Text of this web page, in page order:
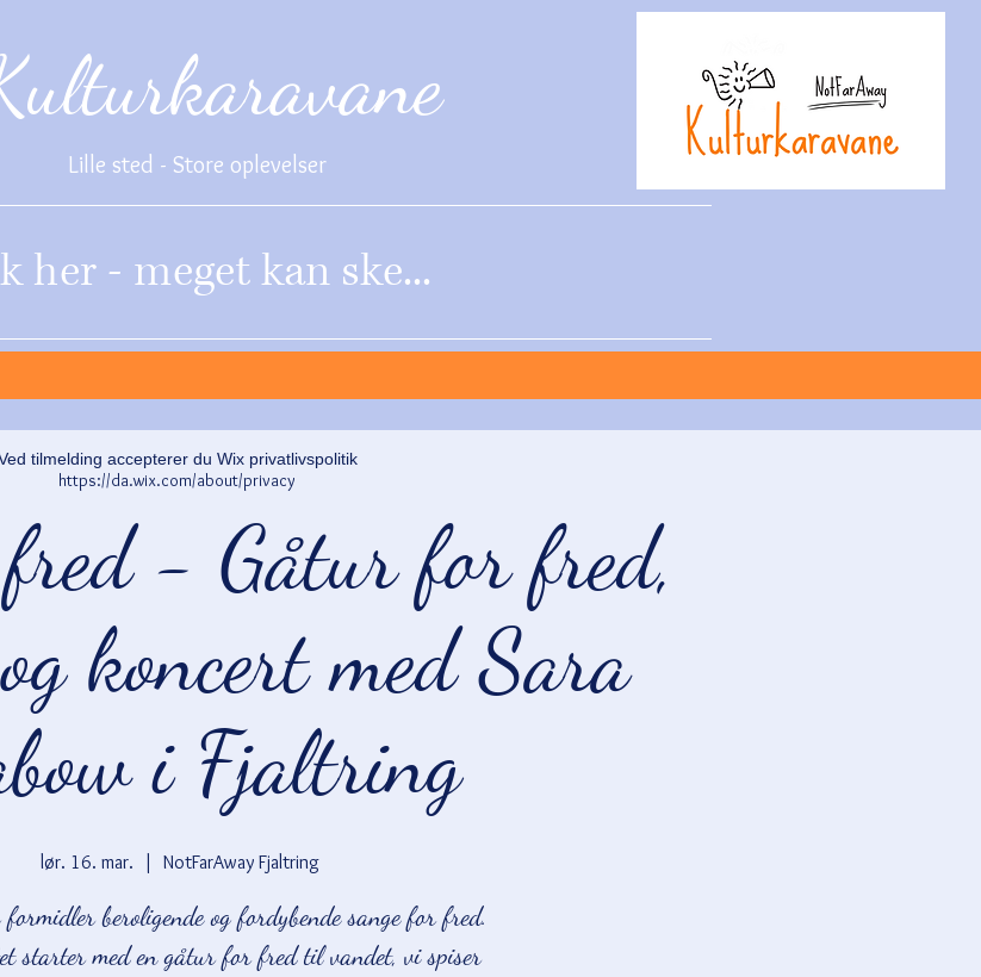
Lille sted - Store oplevelser
her - meget kan ske...
- Gåtur for fred,
koncert med Sara
i Fjaltring
lør. 16. mar.
  |
NotFarAway Fjaltring
beroligende og fordybende sange for fred.
starter med en gåtur for fred til vandet, vi spiser
tilmelding accepterer du Wix privatlivspolitik
https://da.wix.com/about/privacy